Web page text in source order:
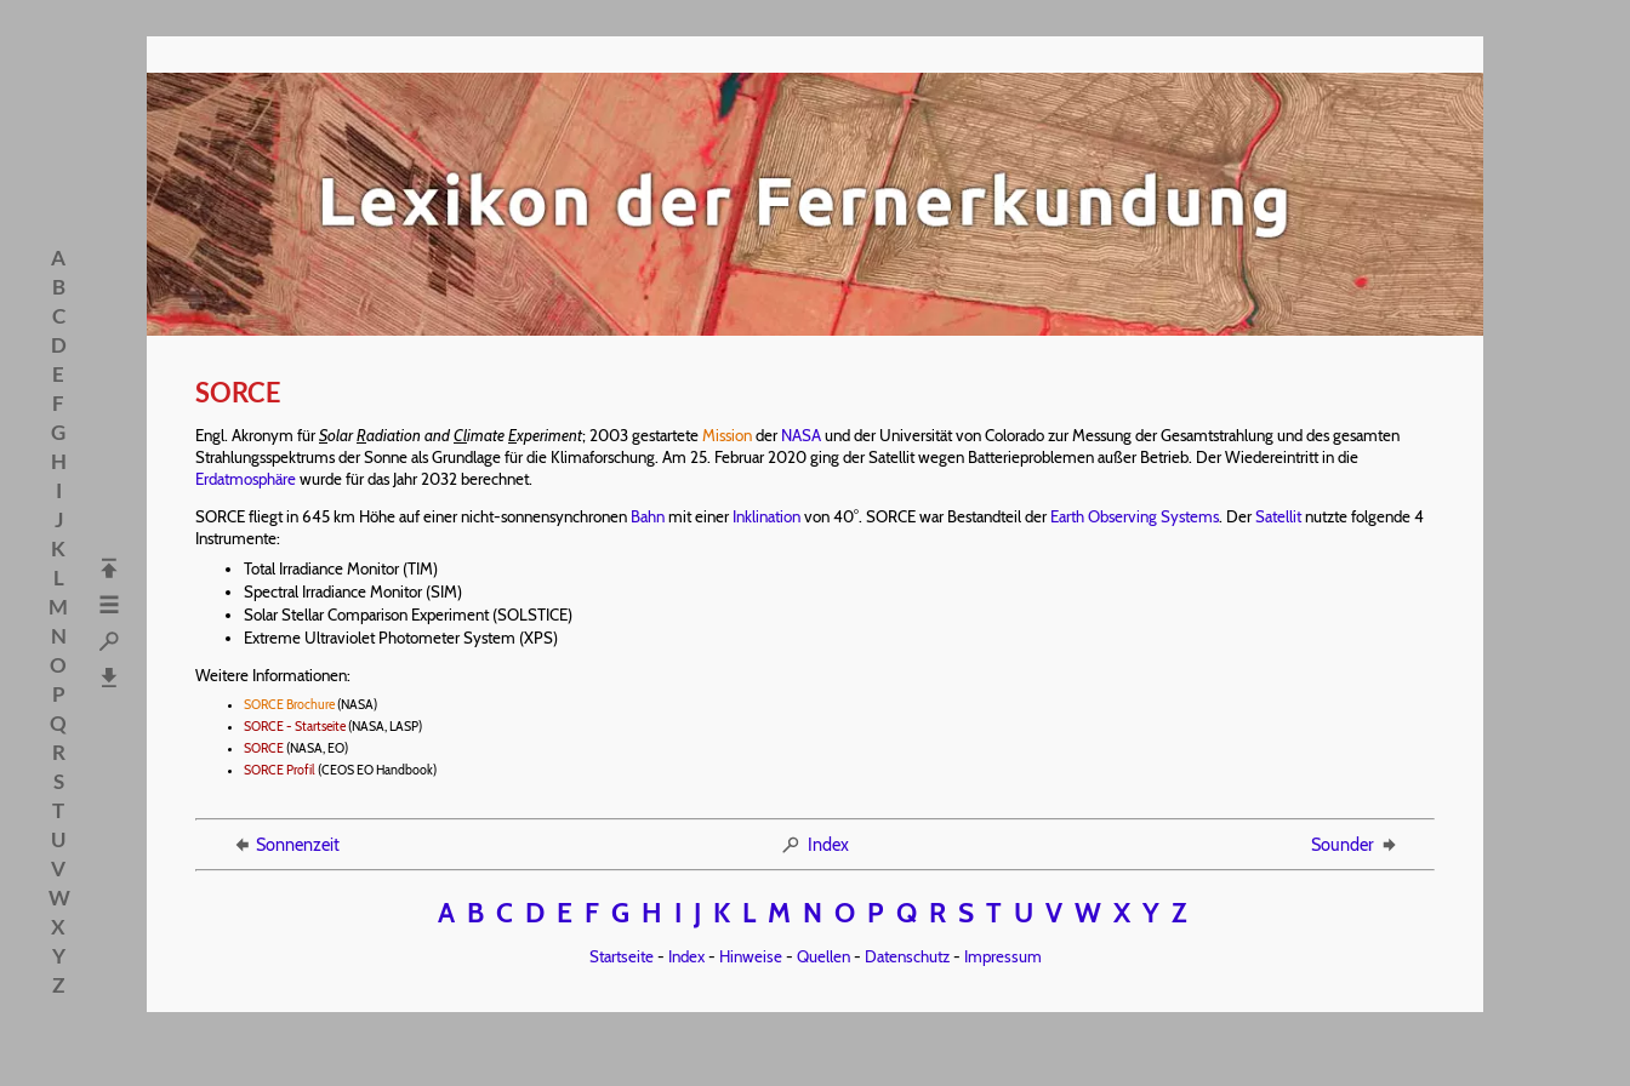
A
B
C
D
E
F
G
H
I
J
K
L
M
N
O
P
Q
R
S
T
U
V
W
X
Y
Z
SORCE
Engl. Akronym fürSolarRadiation andClimateExperiment; 2003 gestarteteMissionderNASAund der Universität von Colorado zur Messung der Gesamtstrahlung und des gesamten
Strahlungsspektrums der Sonne als Grundlage für die Klimaforschung. Am 25. Februar 2020 ging der Satellit wegen Batterieproblemen außer Betrieb. Der Wiedereintritt in die
Erdatmosphärewurde für das Jahr 2032 berechnet.
SORCE fliegt in 645 km Höhe auf einer nicht-sonnensynchronen Bahnmit einerInklinationvon 40°. SORCE war Bestandteil derEarth Observing Systems. DerSatellitnutzte folgende 4
Instrumente:
Total Irradiance Monitor (TIM)
Spectral Irradiance Monitor (SIM)
Solar Stellar Comparison Experiment (SOLSTICE)
Extreme Ultraviolet Photometer System (XPS)
Weitere Informationen:
SORCE Brochure(NASA)
SORCE - Startseite(NASA, LASP)
SORCE(NASA, EO)
SORCE Profil(CEOS EO Handbook)
Sonnenzeit Index Sounder
A B C D E F G H I J K L M N O P Q R S T U V W X Y Z
Startseite- Index- Hinweise- Quellen- Datenschutz- Impressum